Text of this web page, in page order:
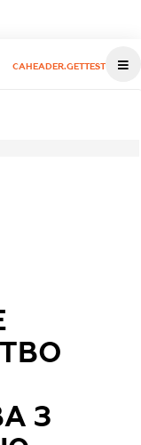
CAHEADER.GETTEST
З